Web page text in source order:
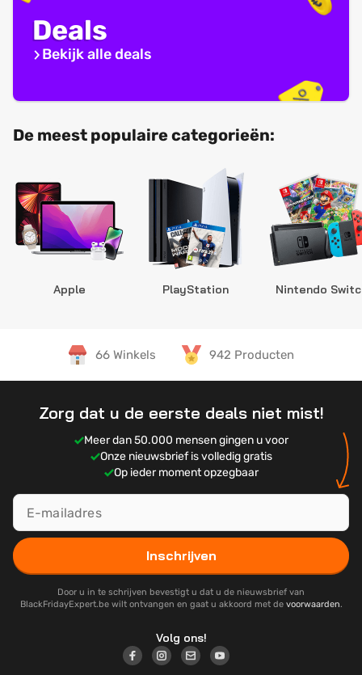
Deals
Bekijk alle deals
De meest populaire categorieën:
Apple PlayStation Nintendo
66 Winkels 942 Producten
Zorg dat u de eerste deals niet mist!
Meer dan 50.000 mensen gingen u voor
Onze nieuwsbrief is volledig gratis
Op ieder moment opzegbaar
Inschrijven
Door u in te schrijven bevestigt u dat u de nieuwsbrief van
BlackFridayExpert.be wilt ontvangen en gaat u akkoord met de voorwaarden.
Volg ons!